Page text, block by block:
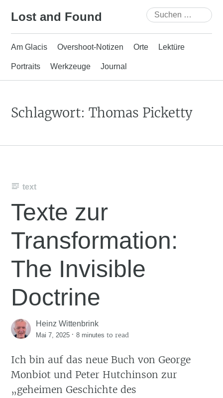
Lost and Found
Suchen
nach:
Am Glacis Overshoot-Notizen Orte Lektüre
Portraits Werkzeuge Journal
Schlagwort:Thomas Picketty
text
Texte zur
Transformation:
The Invisible
Doctrine
Heinz Wittenbrink
Mai 7, 2025 ·8 minutes to read
Ich bin auf das neue Buch von George
Monbiot und Peter Hutchinson zur
„geheimen Geschichte des